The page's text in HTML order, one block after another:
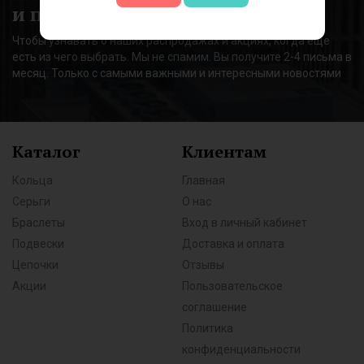
и получи
-7%на первый заказ
Чтобы узнавать о наших распродажах и акциях, когда еще
есть из чего выбрать. Мы не спамим. Вы получите 2-4 письма в
месяц. Только с самыми важными и интересными новостями
Каталог
Кольца
Серьги
Браслеты
Подвески
Цепочки
Акции
Клиентам
Главная
О нас
Вход в личный кабинет
Доставка и оплата
Отзывы
Пользовательское
соглашение
Политика
конфиденциальности